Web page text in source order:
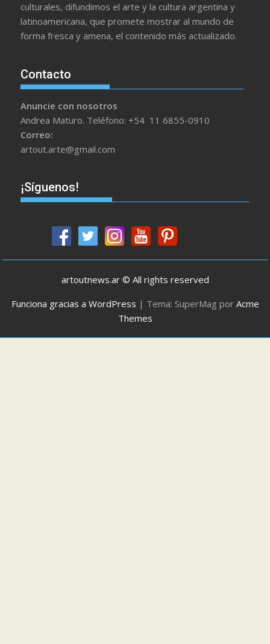
culturales, difundimos el arte y la cultura argentina y
latinoamericana, que promete mostrar al mundo de
forma fresca y amena, el contenido más actualizado.
Contacto
Anuncie con nosotros
Andrea Maturo. Teléfono: +54 11 6855-0910
Correo:
artout.arte@gmail.com
¡Síguenos!
artoutnews.ar © All rights reserved
Funciona gracias a WordPress | Tema: SuperMag por Acme
Themes